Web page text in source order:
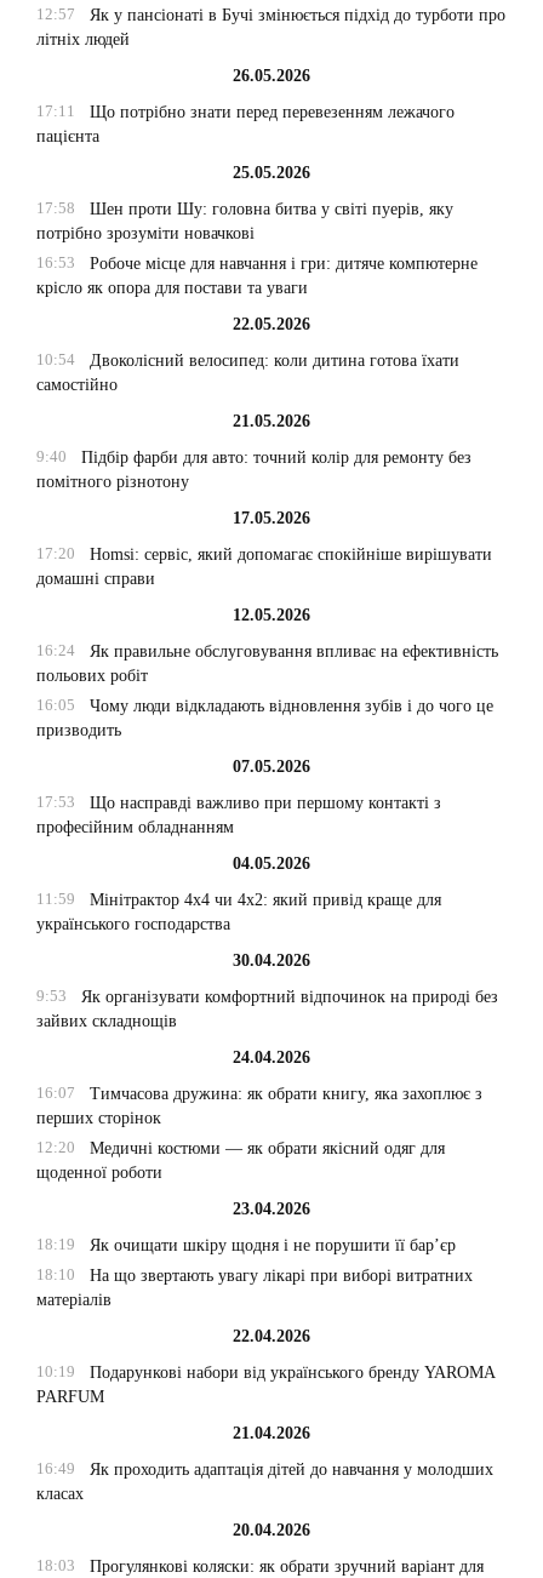
12:57
Як у пансіонаті в Бучі змінюється підхід до турботи про
літніх людей
26.05.2026
17:11
Що потрібно знати перед перевезенням лежачого
пацієнта
25.05.2026
17:58
Шен проти Шу: головна битва у світі пуерів, яку
потрібно зрозуміти новачкові
16:53
Робоче місце для навчання і гри: дитяче компютерне
крісло як опора для постави та уваги
22.05.2026
10:54
Двоколісний велосипед: коли дитина готова їхати
самостійно
21.05.2026
9:40
Підбір фарби для авто: точний колір для ремонту без
помітного різнотону
17.05.2026
17:20
Homsi: сервіс, який допомагає спокійніше вирішувати
домашні справи
12.05.2026
16:24
Як правильне обслуговування впливає на ефективність
польових робіт
16:05
Чому люди відкладають відновлення зубів і до чого це
призводить
07.05.2026
17:53
Що насправді важливо при першому контакті з
професійним обладнанням
04.05.2026
11:59
Мінітрактор 4х4 чи 4х2: який привід краще для
українського господарства
30.04.2026
9:53
Як організувати комфортний відпочинок на природі без
зайвих складнощів
24.04.2026
16:07
Тимчасова дружина: як обрати книгу, яка захоплює з
перших сторінок
12:20
Медичні костюми — як обрати якісний одяг для
щоденної роботи
23.04.2026
18:19
Як очищати шкіру щодня і не порушити її бар’єр
18:10
На що звертають увагу лікарі при виборі витратних
матеріалів
22.04.2026
10:19
Подарункові набори від українського бренду YAROMA
PARFUM
21.04.2026
16:49
Як проходить адаптація дітей до навчання у молодших
класах
20.04.2026
18:03
Прогулянкові коляски: як обрати зручний варіант для